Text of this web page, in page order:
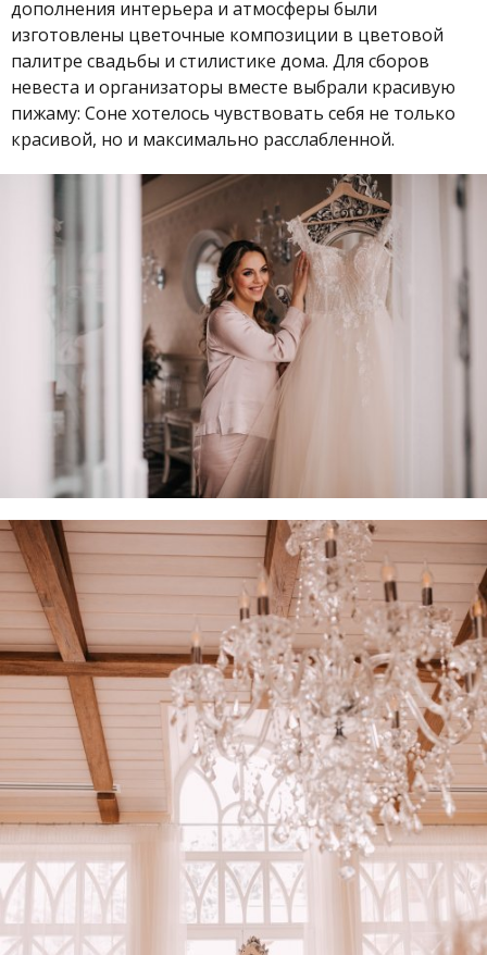
дополнения интерьера и атмосферы были
изготовлены цветочные композиции в цветовой
палитре свадьбы и стилистике дома. Для сборов
невеста и организаторы вместе выбрали красивую
пижаму: Соне хотелось чувствовать себя не только
красивой, но и максимально расслабленной.